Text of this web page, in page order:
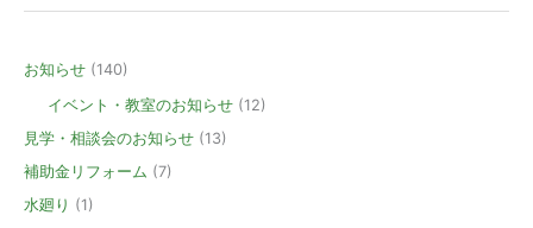
お知らせ (140)
イベント・教室のお知らせ (12)
見学・相談会のお知らせ (13)
補助金リフォーム (7)
水廻り (1)